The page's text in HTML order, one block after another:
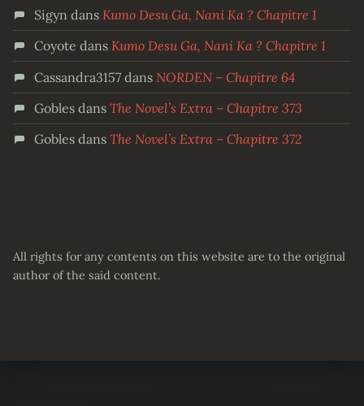
Sigyn dans Kumo Desu Ga, Nani Ka ? Chapitre 1
Coyote dans Kumo Desu Ga, Nani Ka ? Chapitre 1
Cassandra3157dans NORDEN – Chapitre 64
Goblesdans The Novel’s Extra – Chapitre 373
Goblesdans The Novel’s Extra – Chapitre 372
All rights for any contents on this website are to the original
author of the said content.